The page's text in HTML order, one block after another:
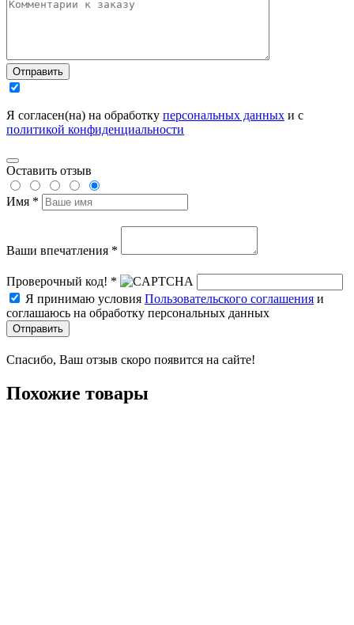
Отправить
Я согласен(на) на обработку персональных данных и с
политикой конфиденциальности
Оставить отзыв
Имя *
Ваши впечатления *
Проверочный код! *
Я принимаю условия Пользовательского соглашения и
соглашаюсь на обработку персональных данных
Отправить
Спасибо, Ваш отзыв скоро появится на сайте!
Похожие товары